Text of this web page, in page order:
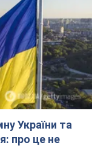
України та
про це не